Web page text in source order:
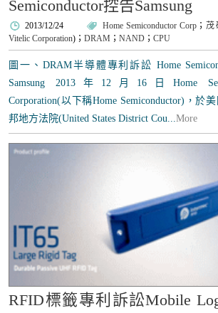
Semiconductor控告Samsung
2013/12/24 Home Semiconductor Corp ； 茂
Vitelic Corporation)；DRAM ；NAND ；CPU
圖一、DRAM半導體專利訴訟 Home
Samsung 2013年12月16日Home
Corporation(以下稱Home Semiconductor)，於
邦地方法院(United States District Cou...More
RFID標籤專利訴訟Mobile